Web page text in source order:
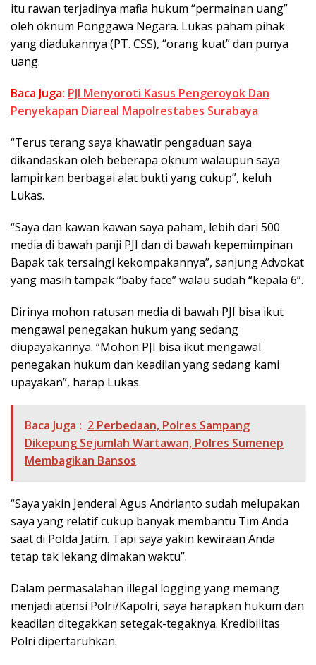
itu rawan terjadinya mafia hukum “permainan uang”
oleh oknum Ponggawa Negara. Lukas paham pihak
yang diadukannya (PT. CSS), “orang kuat” dan punya
uang.
Baca Juga: PJI Menyoroti Kasus Pengeroyok Dan
Penyekapan Diareal Mapolrestabes Surabaya
“Terus terang saya khawatir pengaduan saya
dikandaskan oleh beberapa oknum walaupun saya
lampirkan berbagai alat bukti yang cukup”, keluh
Lukas.
“Saya dan kawan kawan saya paham, lebih dari 500
media di bawah panji PJI dan di bawah kepemimpinan
Bapak tak tersaingi kekompakannya”, sanjung Advokat
yang masih tampak “baby face” walau sudah “kepala 6”.
Dirinya mohon ratusan media di bawah PJI bisa ikut
mengawal penegakan hukum yang sedang
diupayakannya. “Mohon PJI bisa ikut mengawal
penegakan hukum dan keadilan yang sedang kami
upayakan”, harap Lukas.
Baca Juga : 2 Perbedaan, Polres Sampang
Dikepung Sejumlah Wartawan, Polres Sumenep
Membagikan Bansos
“Saya yakin Jenderal Agus Andrianto sudah melupakan
saya yang relatif cukup banyak membantu Tim Anda
saat di Polda Jatim. Tapi saya yakin kewiraan Anda
tetap tak lekang dimakan waktu”.
Dalam permasalahan illegal logging yang memang
menjadi atensi Polri/Kapolri, saya harapkan hukum dan
keadilan ditegakkan setegak-tegaknya. Kredibilitas
Polri dipertaruhkan.